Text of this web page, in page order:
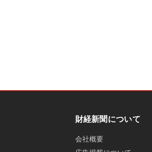
財経新聞について
会社概要